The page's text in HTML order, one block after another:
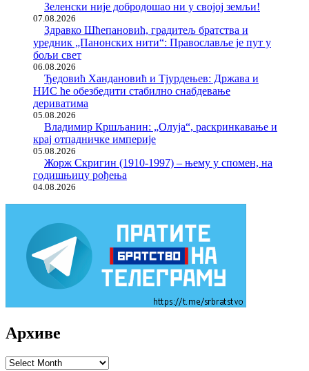
Зеленски није добродошао ни у својој земљи!
07.08.2026
Здравко Шћепановић, градитељ братства и
уредник „Панонских нити“: Православље је пут у
бољи свет
06.08.2026
Ђедовић Хандановић и Тјурдењев: Држава и
НИС ће обезбедити стабилно снабдевање
дериватима
05.08.2026
Владимир Кршљанин: „Олуја“, раскринкавање и
крај отпадничке империје
05.08.2026
Жорж Скригин (1910-1997) – њему у спомен, на
годишњицу рођења
04.08.2026
Архиве
Архиве